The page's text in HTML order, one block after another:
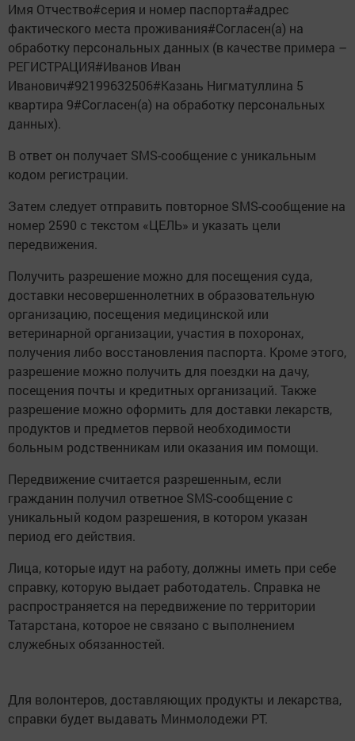
Имя Отчество#серия и номер паспорта#адрес
фактического места проживания#Согласен(а) на
обработку персональных данных (в качестве примера –
РЕГИСТРАЦИЯ#Иванов Иван
Иванович#92199632506#Казань Нигматуллина 5
квартира 9#Согласен(а) на обработку персональных
данных).
В ответ он получает SMS-сообщение с уникальным
кодом регистрации.
Затем следует отправить повторное SMS-сообщение на
номер 2590 с текстом «ЦЕЛЬ» и указать цели
передвижения.
Получить разрешение можно для посещения суда,
доставки несовершеннолетних в образовательную
организацию, посещения медицинской или
ветеринарной организации, участия в похоронах,
получения либо восстановления паспорта. Кроме этого,
разрешение можно получить для поездки на дачу,
посещения почты и кредитных организаций. Также
разрешение можно оформить для доставки лекарств,
продуктов и предметов первой необходимости
больным родственникам или оказания им помощи.
Передвижение считается разрешенным, если
гражданин получил ответное SMS-сообщение с
уникальный кодом разрешения, в котором указан
период его действия.
Лица, которые идут на работу, должны иметь при себе
справку, которую выдает работодатель. Справка не
распространяется на передвижение по территории
Татарстана, которое не связано с выполнением
служебных обязанностей.
Для волонтеров, доставляющих продукты и лекарства,
справки будет выдавать Минмолодежи РТ.